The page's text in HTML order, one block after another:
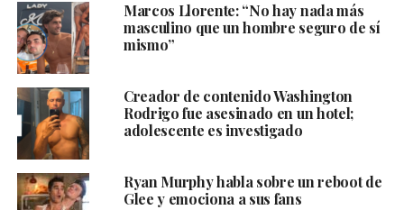
Marcos Llorente: “No hay nada más
masculino que un hombre seguro de sí
mismo”
Creador de contenido Washington
Rodrigo fue asesinado en un hotel;
adolescente es investigado
Ryan Murphy habla sobre un reboot de
Glee y emociona a sus fans